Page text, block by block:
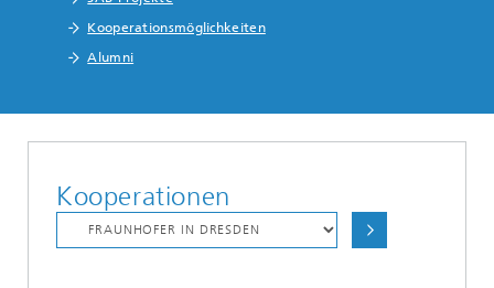
Kooperationsmöglichkeiten
Alumni
Kooperationen